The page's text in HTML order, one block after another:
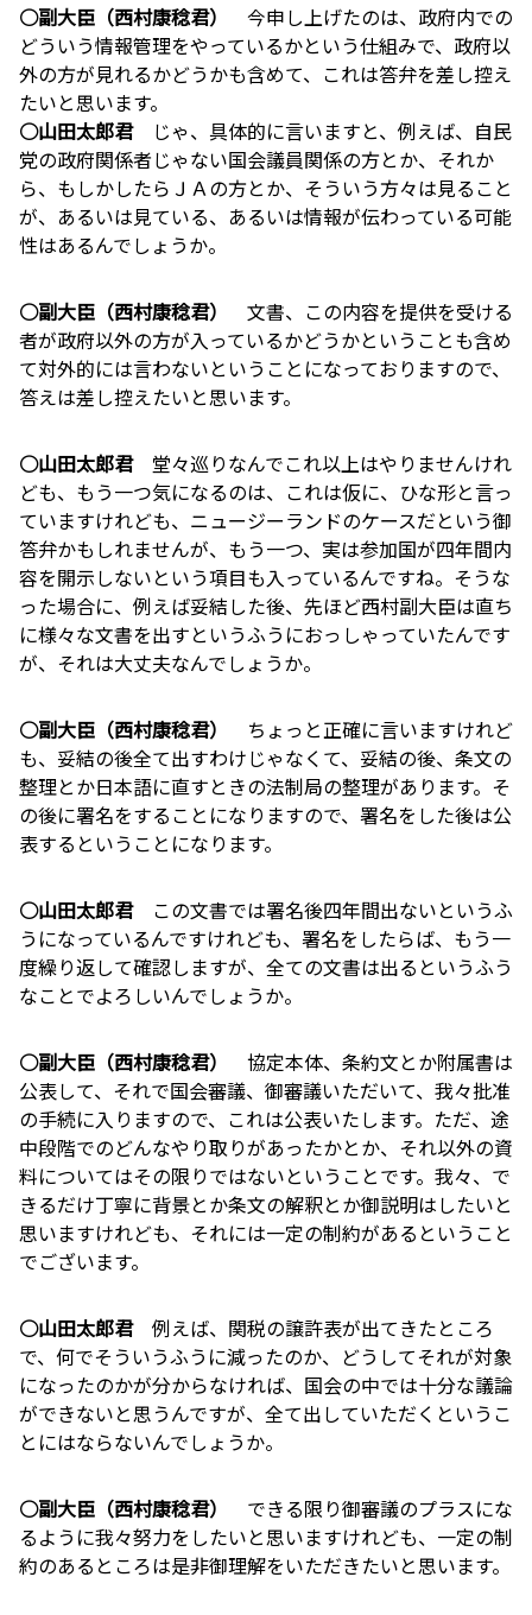
○副大臣（西村康稔君）
今申し上げたのは、政府内での
どういう情報管理をやっているかという仕組みで、政府以
外の方が見れるかどうかも含めて、これは答弁を差し控え
たいと思います。
○山田太郎君じゃ、具体的に言いますと、例えば、自民
党の政府関係者じゃない国会議員関係の方とか、それか
ら、もしかしたらＪＡの方とか、そういう方々は見ること
が、あるいは見ている、あるいは情報が伝わっている可能
性はあるんでしょうか。
○副大臣（西村康稔君）
文書、この内容を提供を受ける
者が政府以外の方が入っているかどうかということも含め
て対外的には言わないということになっておりますので、
答えは差し控えたいと思います。
○山田太郎君堂々巡りなんでこれ以上はやりませんけれ
ども、もう一つ気になるのは、これは仮に、ひな形と言っ
ていますけれども、ニュージーランドのケースだという御
答弁かもしれませんが、もう一つ、実は参加国が四年間内
容を開示しないという項目も入っているんですね。そうな
った場合に、例えば妥結した後、先ほど西村副大臣は直ち
に様々な文書を出すというふうにおっしゃっていたんです
が、それは大丈夫なんでしょうか。
○副大臣（西村康稔君）
ちょっと正確に言いますけれど
も、妥結の後全て出すわけじゃなくて、妥結の後、条文の
整理とか日本語に直すときの法制局の整理があります。そ
の後に署名をすることになりますので、署名をした後は公
表するということになります。
○山田太郎君この文書では署名後四年間出ないというふ
うになっているんですけれども、署名をしたらば、もう一
度繰り返して確認しますが、全ての文書は出るというふう
なことでよろしいんでしょうか。
○副大臣（西村康稔君）
協定本体、条約文とか附属書は
公表して、それで国会審議、御審議いただいて、我々批准
の手続に入りますので、これは公表いたします。ただ、途
中段階でのどんなやり取りがあったかとか、それ以外の資
料についてはその限りではないということです。我々、で
きるだけ丁寧に背景とか条文の解釈とか御説明はしたいと
思いますけれども、それには一定の制約があるということ
でございます。
○山田太郎君例えば、関税の譲許表が出てきたところ
で、何でそういうふうに減ったのか、どうしてそれが対象
になったのかが分からなければ、国会の中では十分な議論
ができないと思うんですが、全て出していただくというこ
とにはならないんでしょうか。
○副大臣（西村康稔君）
できる限り御審議のプラスにな
るように我々努力をしたいと思いますけれども、一定の制
約のあるところは是非御理解をいただきたいと思います。